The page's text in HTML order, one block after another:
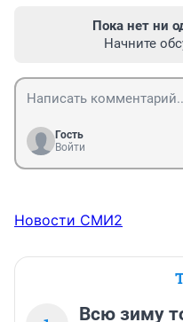
Пока нет ни
Начните
Гость
Войти
Новости СМИ2
Всю зиму